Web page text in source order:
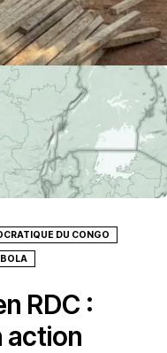
DU CONGO
RDC :
action